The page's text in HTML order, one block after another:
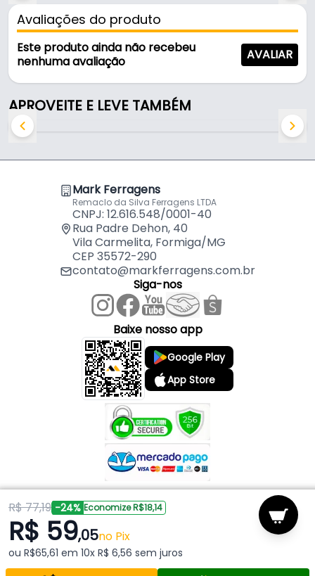
R$ 77,19 -24% Economize R$18,14
R$ 59,05no Pix
ou R$65,61 em 10x R$ 6,56 sem juros
Características:
- Marca: Strong
- Modelo: Fresa 45 com Dois Cortadores
- Material: Aço
Avaliações do produto
Este produto ainda não recebeu
nenhuma avaliação
AVALIAR
APROVEITE E LEVE TAMBÉM
Mark Ferragens
Remaclo da Silva Ferragens LTDA
CNPJ: 12.616.548/0001-40
Rua Padre Dehon, 40
Vila Carmelita, Formiga/MG
CEP 35572-290
contato@markferragens.com.br
Siga-nos
Baixe nosso app
Google Play
App Store
Copyright © 2026 Mark Ferragens. Todos os direitos reservados.